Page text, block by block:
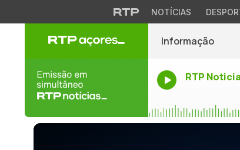
NOTÍCIAS
Informação
RTP